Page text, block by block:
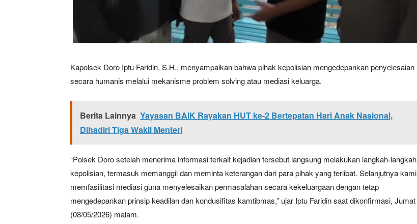
Kapolsek Doro Iptu Faridin, S.H., menyampaikan bahwa pihak kepolisian mengedepankan penyelesaian
secara humanis melalui mekanisme problem solving atau mediasi keluarga.
Berita Lainnya Yayasan BAIK Rayakan HUT ke-2 Bertepatan Hari Anak Nasional,
Dihadiri Tiga Wakil Menteri
“Polsek Doro setelah menerima informasi terkait kejadian tersebut langsung melakukan langkah-langkah
kepolisian, termasuk memanggil dan meminta keterangan dari para pihak yang terlibat. Selanjutnya kami
memfasilitasi mediasi guna menyelesaikan permasalahan secara kekeluargaan dengan tetap
mengedepankan prinsip keadilan dan kondusifitas kamtibmas,” ujar Iptu Faridin saat dikonfirmasi, Jumat
(08/05/2026) malam.